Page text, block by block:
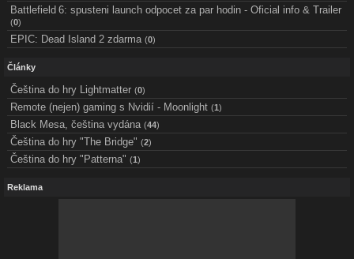
Battlefield 6: spusteni launch odpocet za par hodin - Oficial info & Trailer
(0)
EPIC: Dead Island 2 zdarma (0)
Články
Čeština do hry Lightmatter (0)
Remote (nejen) gaming s Nvidií - Moonlight (1)
Black Mesa, čeština vydána (44)
Čeština do hry "The Bridge" (2)
Čeština do hry "Patterna" (1)
Reklama